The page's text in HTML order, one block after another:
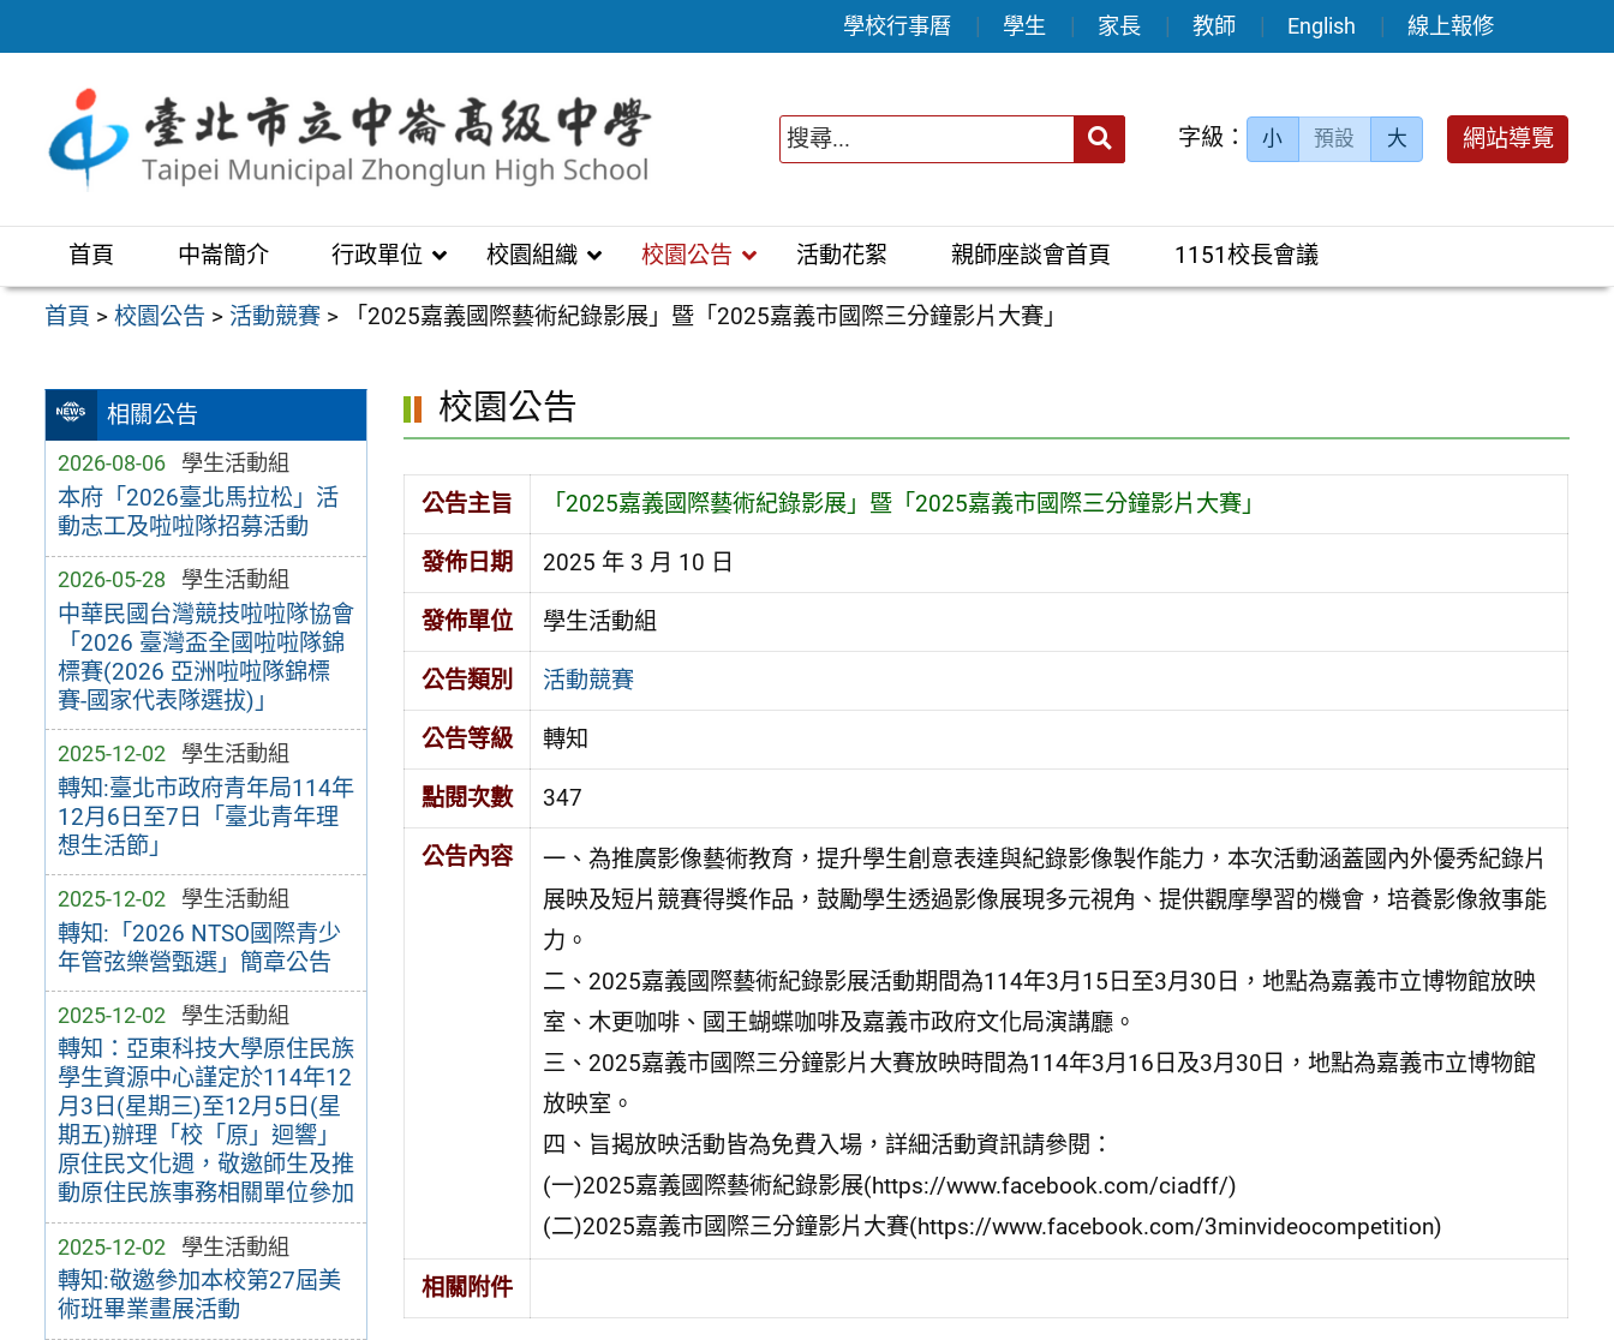
至
區
學校行事曆 學生 家長 教師 English 線上報修
送出 字級： 小 預設 大 網站導覽
首頁 中崙簡介 行政單位 校園組織 校園公告 活動花絮 親師座談會首頁 1151校長會議
首頁 >校園公告 > 活動競賽 > 「2025嘉義國際藝術紀錄影展」暨「2025嘉義市國際三分鐘影片大賽」
相關公告
2026-08-06 學生活動組
本府「2026臺北馬拉松」活
動志工及啦啦隊招募活動
2026-05-28 學生活動組
中華民國台灣競技啦啦隊協會
「2026 臺灣盃全國啦啦隊錦
標賽(2026 亞洲啦啦隊錦標
賽-國家代表隊選拔)」
2025-12-02 學生活動組
轉知:臺北市政府青年局114年
12月6日至7日「臺北青年理
想生活節」
2025-12-02 學生活動組
轉知:「2026 NTSO國際青少
年管弦樂營甄選」簡章公告
2025-12-02 學生活動組
轉知：亞東科技大學原住民族
學生資源中心謹定於114年12
月3日(星期三)至12月5日(星
期五)辦理「校「原」迴響」
原住民文化週，敬邀師生及推
動原住民族事務相關單位參加
2025-12-02 學生活動組
轉知:敬邀參加本校第27屆美
術班畢業畫展活動
校園公告
公告主旨 「2025嘉義國際藝術紀錄影展」暨「2025嘉義市國際三分鐘影片大賽」
發佈日期 2025 年 3 月 10 日
發佈單位 學生活動組
公告類別 活動競賽
公告等級 轉知
點閱次數 347
公告內容
一、為推廣影像藝術教育，提升學生創意表達與紀錄影像製作能力，本次活動涵蓋國內外優秀紀錄片
展映及短片競賽得獎作品，鼓勵學生透過影像展現多元視角、提供觀摩學習的機會，培養影像敘事能
力。
二、2025嘉義國際藝術紀錄影展活動期間為114年3月15日至3月30日，地點為嘉義市立博物館放映
室、木更咖啡、國王蝴蝶咖啡及嘉義市政府文化局演講廳。
三、2025嘉義市國際三分鐘影片大賽放映時間為114年3月16日及3月30日，地點為嘉義市立博物館
放映室。
四、旨揭放映活動皆為免費入場，詳細活動資訊請參閱：
(一)2025嘉義國際藝術紀錄影展(https://www.facebook.com/ciadff/)
(二)2025嘉義市國際三分鐘影片大賽(https://www.facebook.com/3minvideocompetition)
相關附件